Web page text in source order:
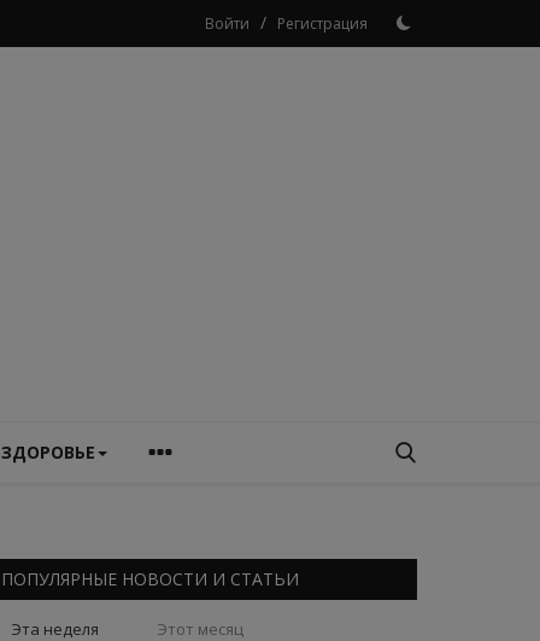
Войти / Регистрация
ЗДОРОВЬЕ
ПОПУЛЯРНЫЕ НОВОСТИ И СТАТЬИ
Эта неделя Этот месяц